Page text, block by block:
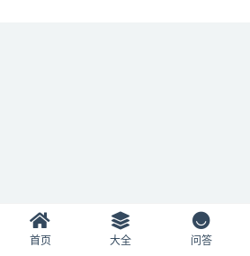
首页 大全 问答